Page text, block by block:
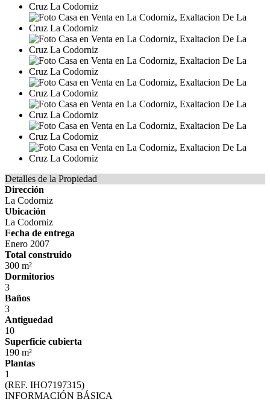
Detalles de la Propiedad
Dirección
La Codorniz
Ubicación
La Codorniz
Fecha de entrega
Enero 2007
Total construido
300 m²
Dormitorios
3
Baños
3
Antiguedad
10
Superficie cubierta
190 m²
Plantas
1
(REF. IHO7197315)
INFORMACIÓN BÁSICA